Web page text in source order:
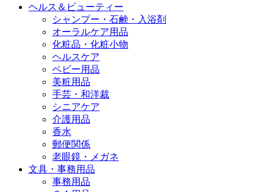
ヘルス＆ビューティー
シャンプー・石鹸・入浴剤
オーラルケア用品
化粧品・化粧小物
ヘルスケア
ベビー用品
美粧用品
手芸・和洋裁
シニアケア
介護用品
香水
郵便関係
老眼鏡・メガネ
文具・事務用品
事務用品